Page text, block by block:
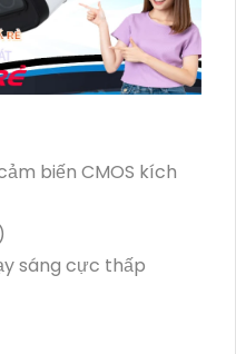
biến CMOS kích
sáng cực thấp